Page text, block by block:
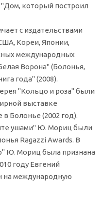
который построил
с издательствами
Кореи, Японии,
международных
Ворона" (Болонья,
года" (2008).
"Кольцо и роза" были
выставке
Болонье (2002 год).
ушами" Ю. Мориц были
Ragazzi Awards. В
Ю. Мориц была признана
году Евгений
на международную